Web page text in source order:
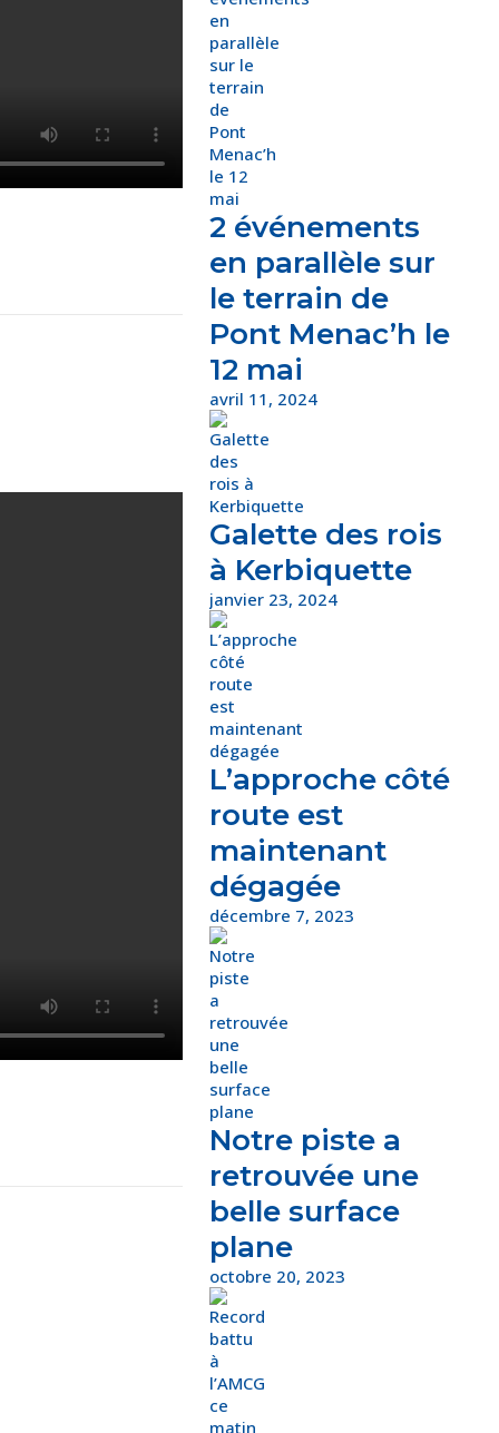
2 événements
en parallèle sur
le terrain de
Pont Menac’h le
12 mai
avril 11, 2024
Galette des rois
à Kerbiquette
janvier 23, 2024
L’approche côté
route est
maintenant
dégagée
décembre 7, 2023
Notre piste a
retrouvée une
belle surface
plane
octobre 20, 2023